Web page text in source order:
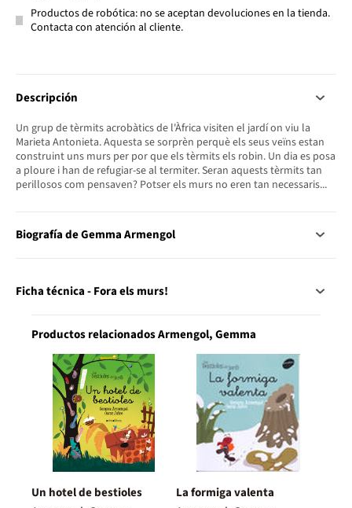
Productos de robótica: no se aceptan devoluciones en la tienda.
Contacta con atención al cliente.
Descripción
Un grup de tèrmits acrobàtics de l'Àfrica visiten el jardí on viu la
Marieta Antonieta. Aquesta se sorprèn perquè els seus veïns estan
construint uns murs per por que els tèrmits els robin. Un dia es posa
a ploure i han de refugiar-se al termiter. Seran aquests tèrmits tan
perillosos com pensaven? Potser els murs no eren tan necessaris...
Biografía de Gemma Armengol
Ficha técnica - Fora els murs!
Productos relacionados Armengol, Gemma
Un hotel de bestioles La formiga valenta